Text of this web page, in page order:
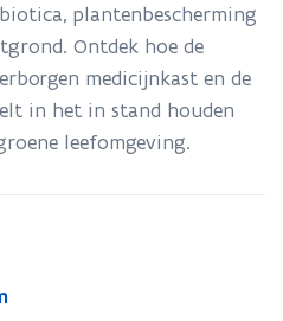
plantenbescherming
Ontdek hoe de
medicijnkast en de
in het in stand houden
leefomgeving.